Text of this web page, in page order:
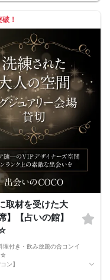
けており、都度LINE交換タ
りと交流をお楽しみ頂きた
見知りな方には是非オスス
ありません！お一人様参加
飲み会！》
！
取材を受けた大
【占いの館】
付き・飲み放題の合コンイ
☆
ン】